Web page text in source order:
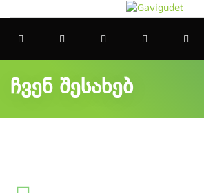
ჩვენ შესახებ